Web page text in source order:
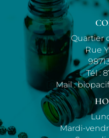
Quartier
Rue
Tél :
Mail :
Mardi-